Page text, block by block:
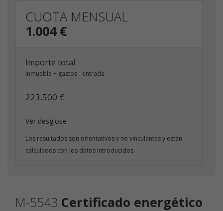
CUOTA MENSUAL
1.004 €
Importe total
Inmueble + gastos - entrada
223.500 €
Ver desglose
Los resultados son orientativos y no vinculantes y están
calculados con los datos introducidos.
M-5543 Certificado energético